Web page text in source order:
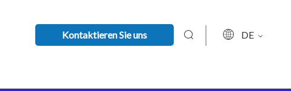
Kontaktieren Sie uns DE